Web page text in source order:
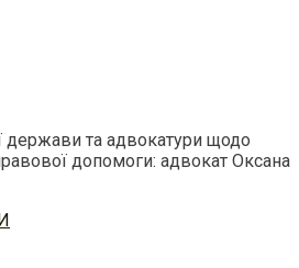
держави та адвокатури щодо
допомоги: адвокат Оксана